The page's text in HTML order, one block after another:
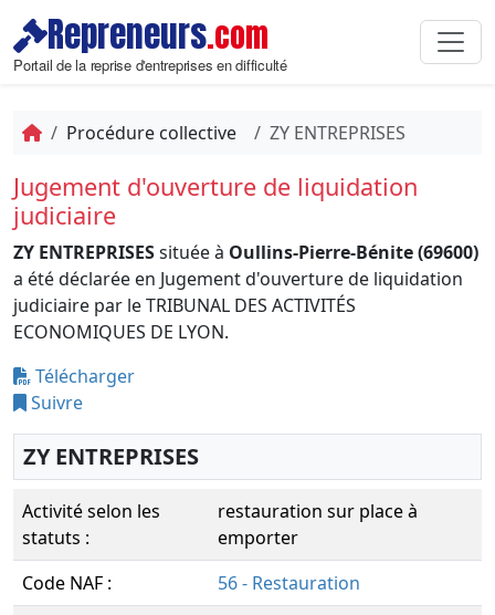
Repreneurs.com
Portail de la reprise d'entreprises en difficulté
Procédure collective ZY ENTREPRISES
Jugement d'ouverture de liquidation
judiciaire
ZY ENTREPRISESsituée à Oullins-Pierre-Bénite (69600)
a été déclarée en Jugement d'ouverture de liquidation
judiciaire par le TRIBUNAL DES ACTIVITÉS
ECONOMIQUES DE LYON.
Télécharger
Suivre
ZY ENTREPRISES
Activité selon les
statuts :
restauration sur place à
emporter
Code NAF :
56 - Restauration